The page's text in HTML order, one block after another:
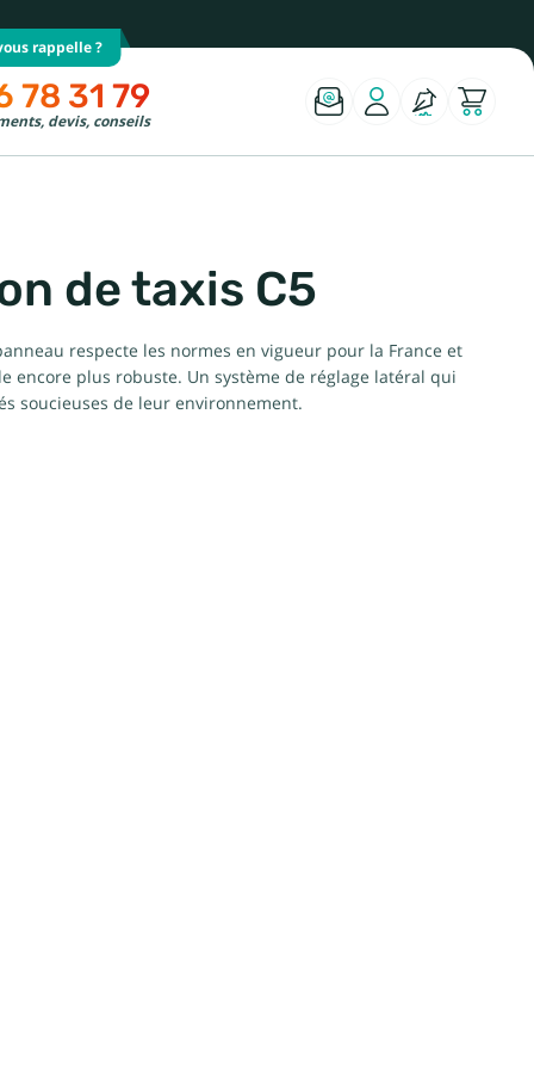
rappelle ?
78 31 79
devis, conseils
de taxis C5
respecte les normes en vigueur pour la France et
encore plus robuste. Un système de réglage latéral qui
soucieuses de leur environnement.